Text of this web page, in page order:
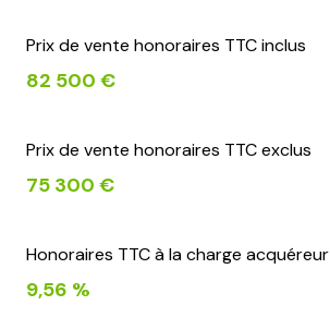
Prix de vente honoraires TTC inclus
82 500 €
Prix de vente honoraires TTC exclus
75 300 €
Honoraires TTC à la charge acquéreur
9,56 %